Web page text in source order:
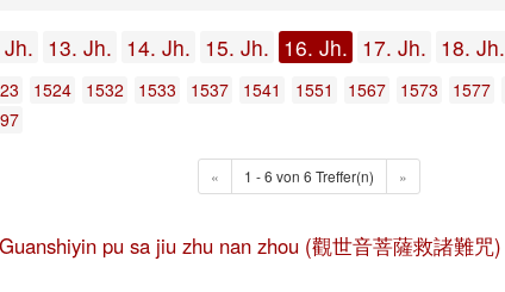
13. Jh. 14. Jh. 15. Jh. 16. Jh. 17. Jh. 18. Jh.
1524 1532 1533 1537 1541 1551 1567 1573 1577
« 1 - 6 von 6 Treffer(n) »
Guanshiyin pu sa jiu zhu nan zhou (觀世音菩薩救諸難咒)